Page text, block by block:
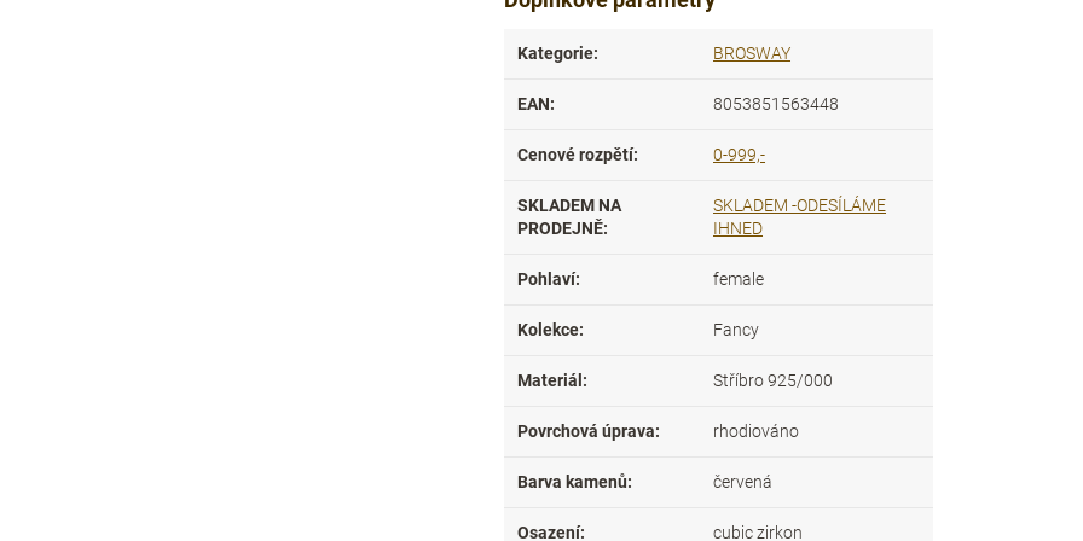
Kategorie: BROSWAY
EAN: 8053851563448
Cenové rozpětí: 0-999,-
SKLADEM NA
PRODEJNĚ:
SKLADEM -ODESÍLÁME
IHNED
Pohlaví: female
Kolekce: Fancy
Materiál : Stříbro 925/000
Povrchová úprava: rhodiováno
Barva kamenů: červená
Osazení: cubic zirkon